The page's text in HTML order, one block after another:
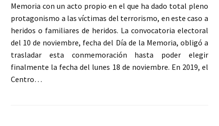
Memoria con un acto propio en el que ha dado total pleno
protagonismo a las víctimas del terrorismo, en este caso a
heridos o familiares de heridos. La convocatoria electoral
del 10 de noviembre, fecha del Día de la Memoria, obligó a
trasladar esta conmemoración hasta poder elegir
finalmente la fecha del lunes 18 de noviembre. En 2019, el
Centro…